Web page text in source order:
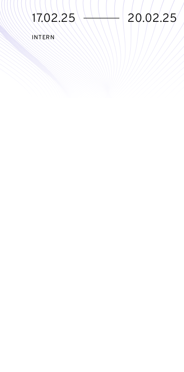
eventBeginsOn
17.02.25
eventEndsOn 20.02.25
VERANSTALTUNGSZUGANG:
INTERN